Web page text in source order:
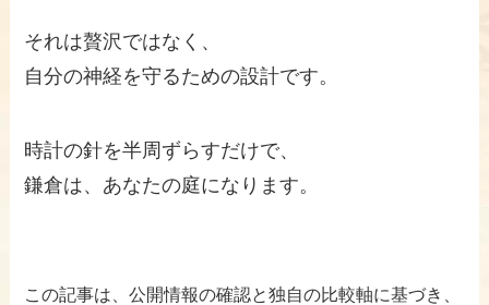
それは贅沢ではなく、
自分の神経を守るための設計です。
時計の針を半周ずらすだけで、
鎌倉は、あなたの庭になります。
この記事は、公開情報の確認と独自の比較軸に基づき、